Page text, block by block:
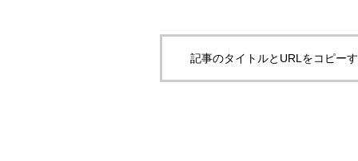
記事のタイトルとURLをコピー